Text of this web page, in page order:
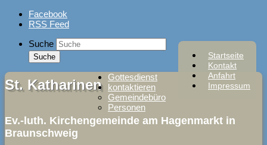
Skip
Facebook
RSS Feed
Startseite
Kontakt
Anfahrt
Impressum
Suche
St. Katharinen
Ev.-luth. Kirchengemeinde am Hagenmarkt in
Braunschweig
Gottesdienst
kontaktieren
Gemeindebüro
Personen